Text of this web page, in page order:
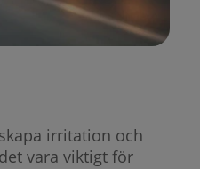
irritation och
vara viktigt för